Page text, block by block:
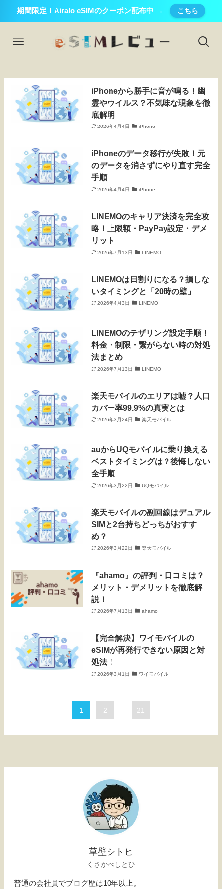
期間限定！Airalo eSIMのクーポン配布中 → こちら
iPhoneから勝手に音が鳴る！幽
霊やウイルス？不気味な現象を徹
底解明
2026年4月4日 iPhone
iPhoneのデータ移行が失敗！元
のデータを消さずにやり直す完全
手順
2026年4月4日 iPhone
LINEMOのキャリア決済を完全攻
略！上限額・PayPay設定・デメ
リット
2026年7月13日 LINEMO
LINEMOは日割りになる？損しな
いタイミングと「20時の壁」
2026年4月3日 LINEMO
LINEMOのテザリング設定手順！
料金・制限・繋がらない時の対処
法まとめ
2026年7月13日 LINEMO
楽天モバイルのエリアは嘘？人口
カバー率99.9%の真実とは
2026年3月24日 楽天モバイル
auからUQモバイルに乗り換える
ベストタイミングは？後悔しない
全手順
2026年3月22日 UQモバイル
楽天モバイルの副回線はデュアル
SIMと2台持ちどっちがおすす
め？
2026年3月22日 楽天モバイル
『ahamo』の評判・口コミは？
メリット・デメリットを徹底解
説！
2026年7月13日 ahamo
【完全解決】ワイモバイルの
eSIMが再発行できない原因と対
処法！
2026年3月1日 ワイモバイル
1 2 21
草壁シトヒ
くさかべしとひ
普通の会社員でブログ歴は10年以上。